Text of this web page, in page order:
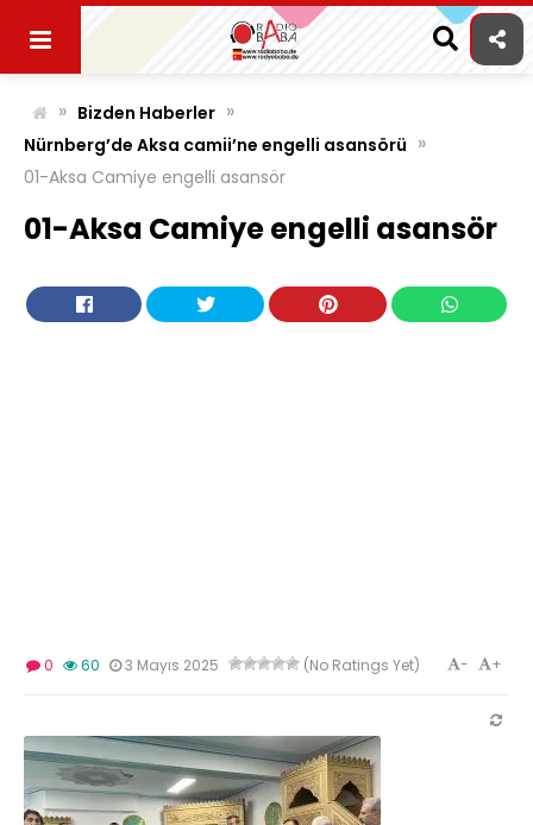
content
» Bizden Haberler »
Nürnberg’de Aksa camii’ne engelli asansörü »
01-Aksa Camiye engelli asansör
01-Aksa Camiye engelli asansör
0 60 3 Mayıs 2025 (No Ratings Yet) +
-